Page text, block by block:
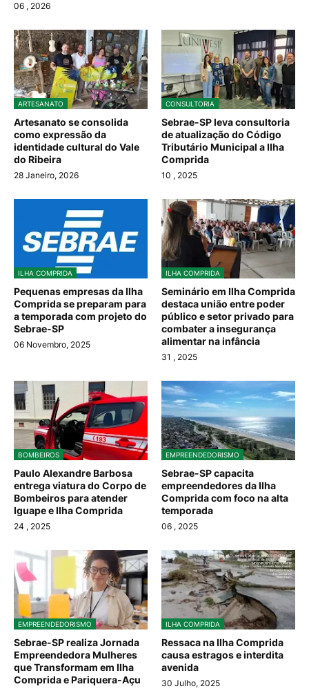
06 , 2026
ARTESANATO
Artesanato se consolida
como expressão da
identidade cultural do Vale
do Ribeira
28 Janeiro, 2026
CONSULTORIA
Sebrae-SP leva consultoria
de atualização do Código
Tributário Municipal a Ilha
Comprida
10 , 2025
ILHA COMPRIDA
Pequenas empresas da Ilha
Comprida se preparam para
a temporada com projeto do
Sebrae-SP
06 Novembro, 2025
ILHA COMPRIDA
Seminário em Ilha Comprida
destaca união entre poder
público e setor privado para
combater a insegurança
alimentar na infância
31 , 2025
BOMBEIROS
Paulo Alexandre Barbosa
entrega viatura do Corpo de
Bombeiros para atender
Iguape e Ilha Comprida
24 , 2025
EMPREENDEDORISMO
Sebrae-SP capacita
empreendedores da Ilha
Comprida com foco na alta
temporada
06 , 2025
EMPREENDEDORISMO
Sebrae-SP realiza Jornada
Empreendedora Mulheres
que Transformam em Ilha
Comprida e Pariquera-Açu
ILHA COMPRIDA
Ressaca na Ilha Comprida
causa estragos e interdita
avenida
30 Julho, 2025